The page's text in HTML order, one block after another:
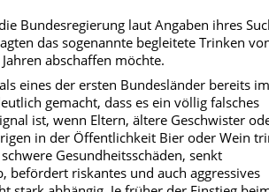
Bundesregierung laut Angaben ihres
das sogenannte begleitete Trinken
abschaffen möchte.
eines der ersten Bundesländer bereits
gemacht, dass es ein völlig falsches
ist, wenn Eltern, ältere Geschwister
in der Öffentlichkeit Bier oder Wein
Gesundheitsschäden, senkt
befördert riskantes und auch aggressives